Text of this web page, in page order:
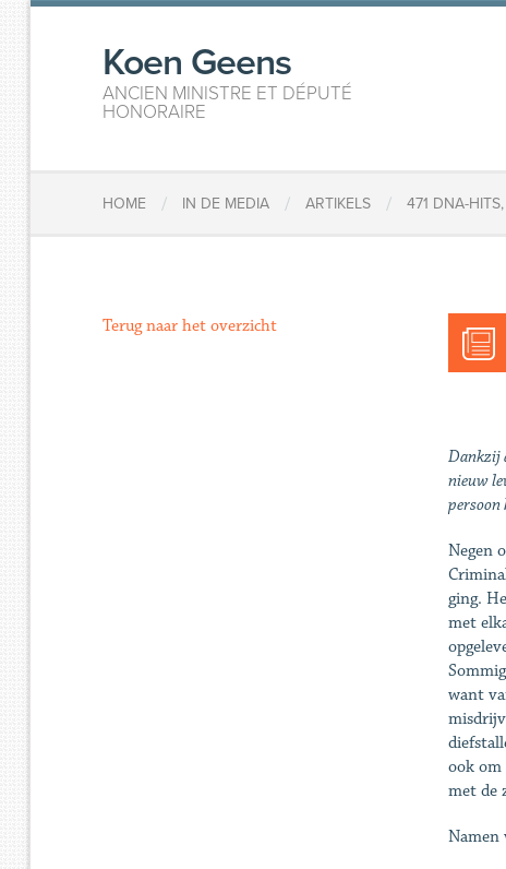
Koen Geens
ANCIEN MINISTRE ET DÉPUTÉ
HONORAIRE
HOME / IN DE MEDIA / ARTIKELS / 471 DNA-
Dankzij
nieuw
Negen
ging.
met
want
ook om
met de
Namen
Terug naar het overzicht